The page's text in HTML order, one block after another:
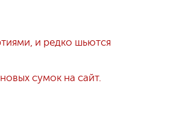
и редко шьются
сумок на сайт.